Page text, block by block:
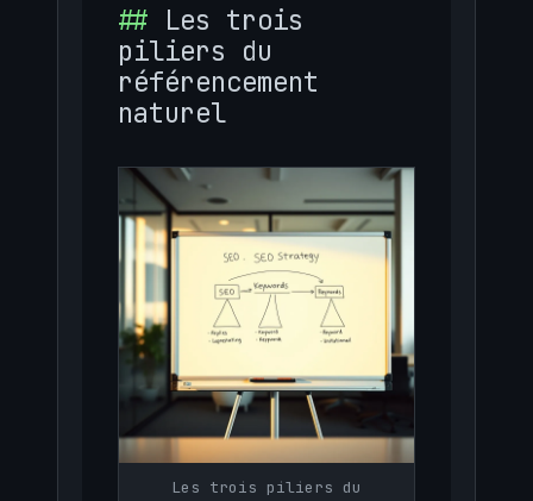
Les trois
piliers du
référencement
naturel
Les trois piliers du